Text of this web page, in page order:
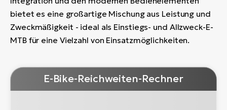
bietet es eine großartige Mischung aus Leistung und
Zweckmäßigkeit - ideal als Einstiegs- und Allzweck-E-
MTB für eine Vielzahl von Einsatzmöglichkeiten.
E-Bike-Reichweiten-Rechner